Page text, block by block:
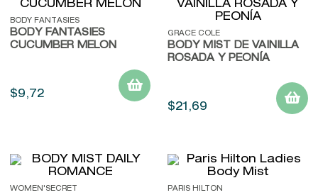
BODY FANTASIES
BODY FANTASIES
CUCUMBER MELON
$9, 72
GRACE COLE
BODY MIST DE VAINILLA
ROSADA Y PEONÍA
$21 ,69
WOMEN'SECRET PARIS HILTON